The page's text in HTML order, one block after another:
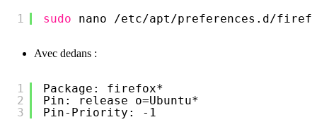
1 sudo nano /etc/apt/preferences .d/
Avec dedans :
1
2
3
Package: firefox*
Pin: release o=Ubuntu*
Pin-Priority: -1